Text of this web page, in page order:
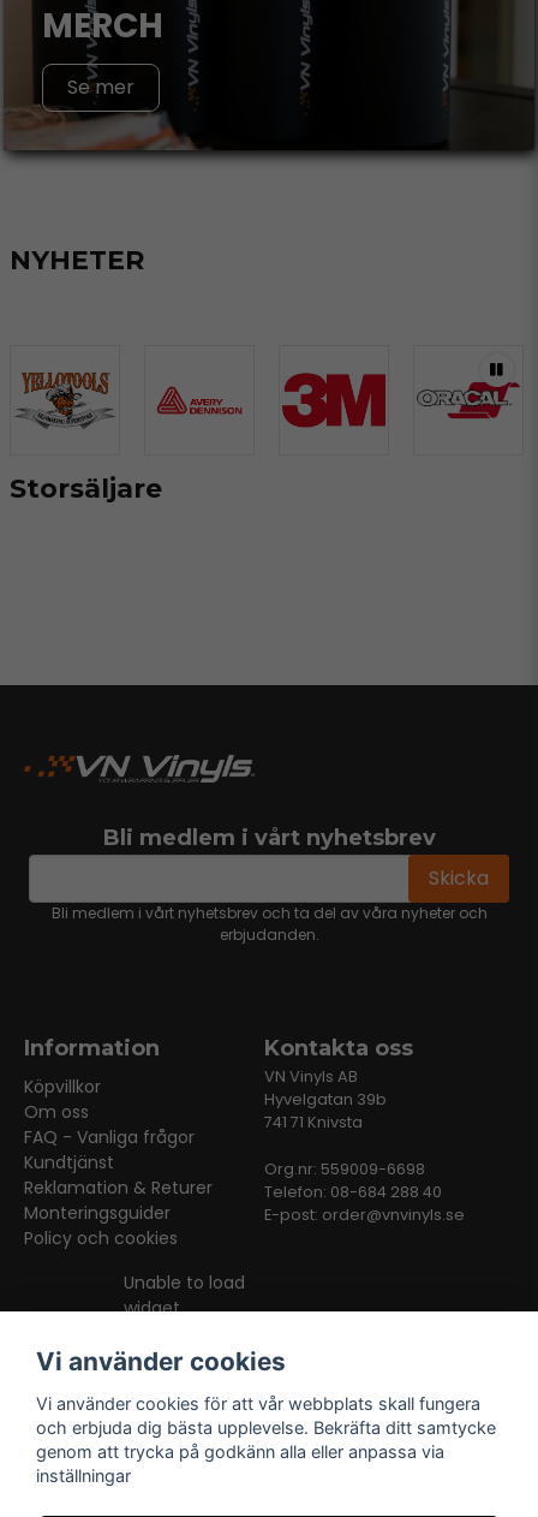
MERCH
Se mer
NYHETER
Storsäljare
Bli medlem i vårt nyhetsbrev
email Skicka
Bli medlem i vårt nyhetsbrev och ta del av våra nyheter och
erbjudanden.
Information
Köpvillkor
Om oss
FAQ - Vanliga frågor
Kundtjänst
Reklamation & Returer
Monteringsguider
Policy och cookies
Kontakta oss
VN Vinyls AB
Hyvelgatan 39b
741 71 Knivsta
Org.nr: 559009-6698
Telefon: 08-684 288 40
E-post: order@vnvinyls.se
Unable to load
widget
Vi använder cookies
Vi använder cookies för att vår webbplats skall fungera
och erbjuda dig bästa upplevelse. Bekräfta ditt samtycke
genom att trycka på godkänn alla eller anpassa via
inställningar